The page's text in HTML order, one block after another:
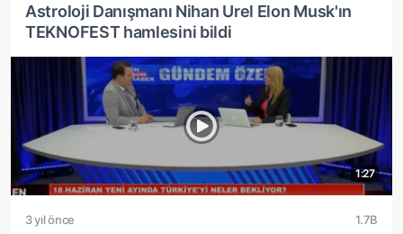
Astroloji Danışmanı Nihan Urel Elon Musk'ın
TEKNOFEST hamlesini bildi
1:27
3 yıl önce 1.7B